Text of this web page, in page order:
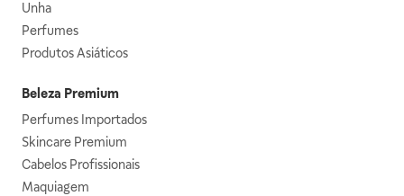
Unha
Perfumes
Produtos Asiáticos
Beleza Premium
Perfumes Importados
Skincare Premium
Cabelos Profissionais
Maquiagem